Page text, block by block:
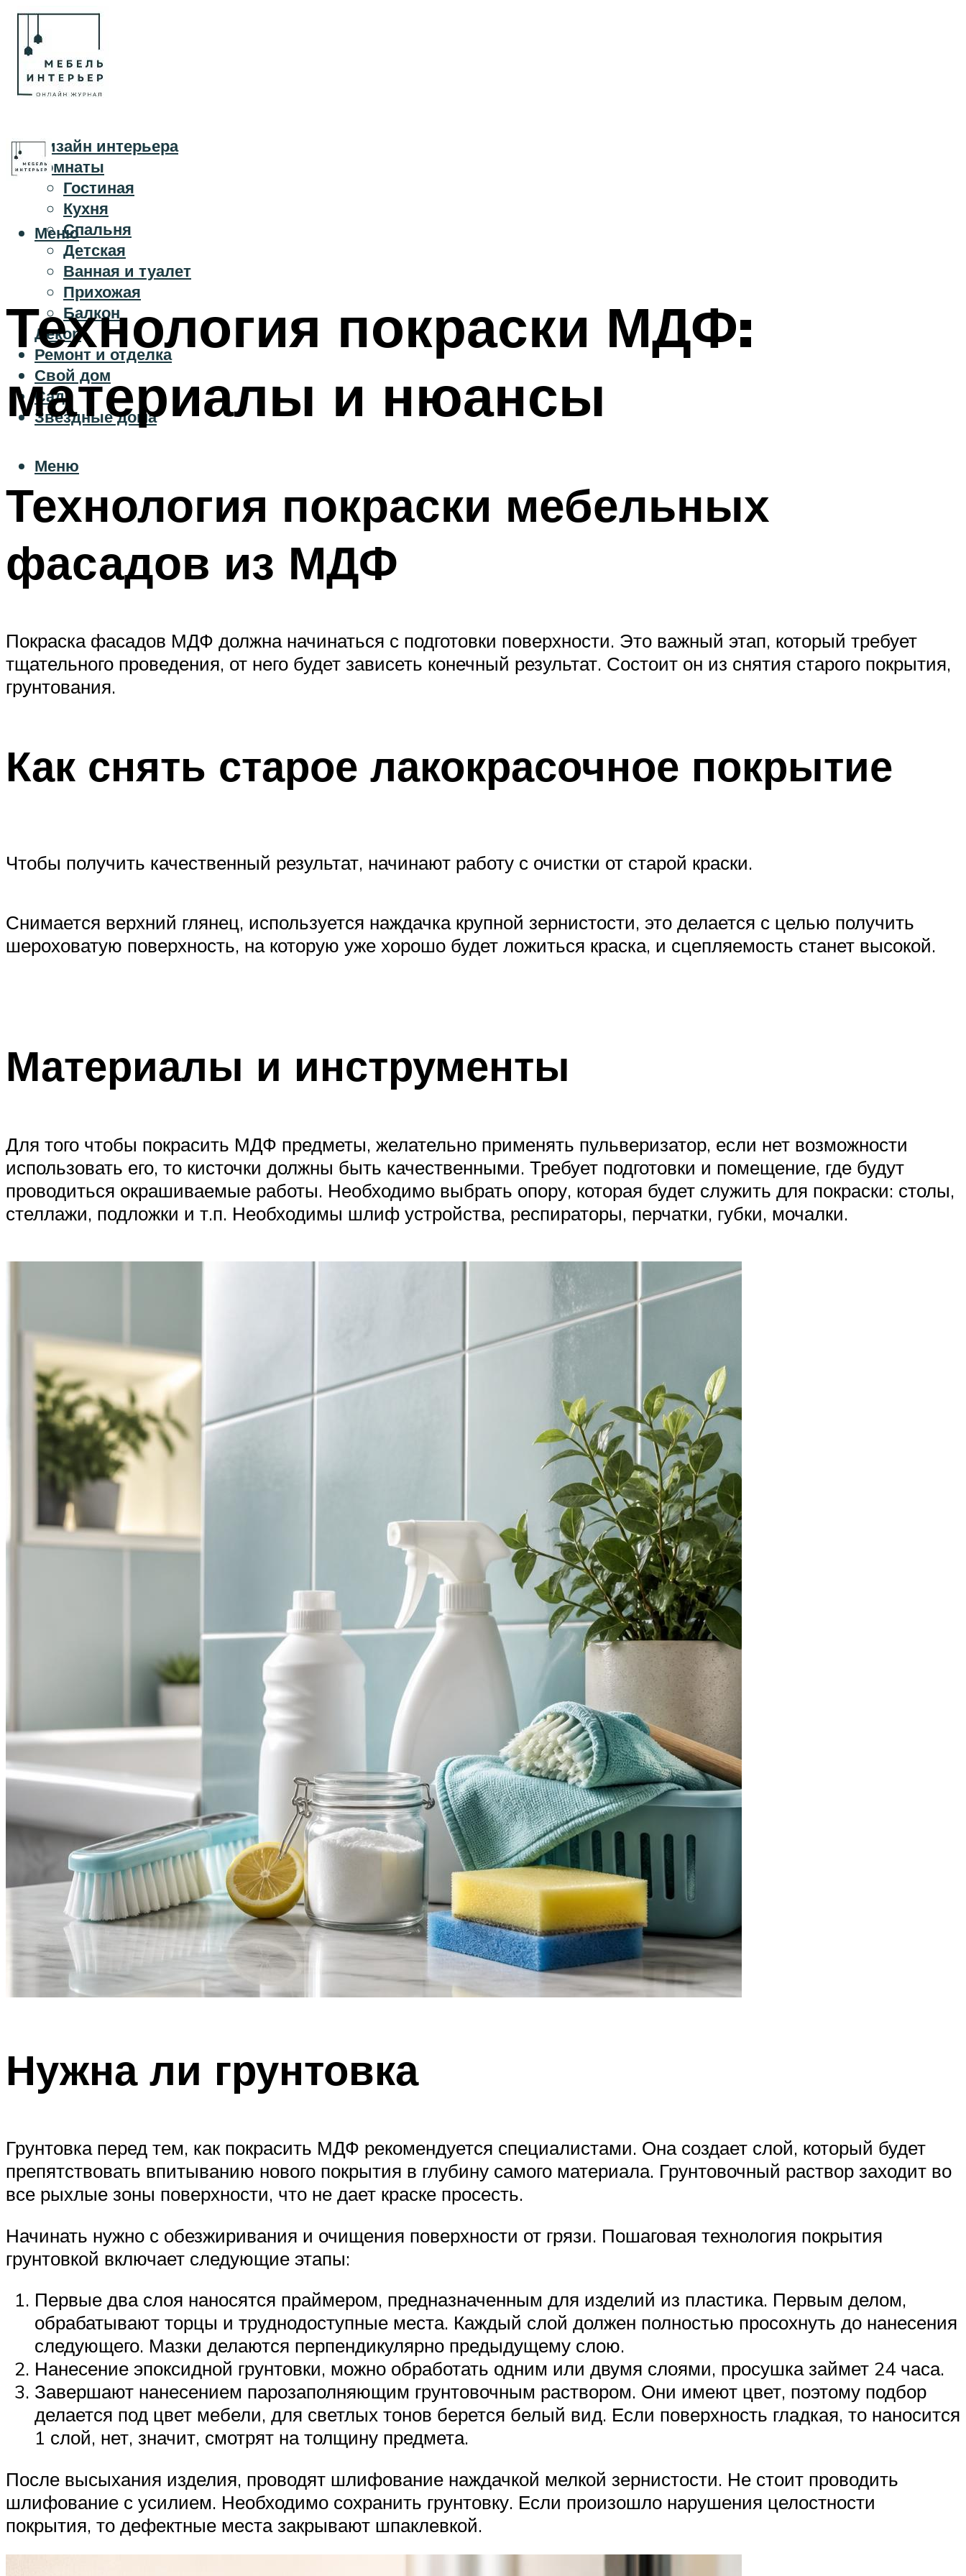
Дизайн интерьера
Комнаты
Гостиная
Кухня
Спальня
Детская
Ванная и туалет
Прихожая
Балкон
Декор
Ремонт и отделка
Свой дом
Сад
Звездные дома
Меню
Меню
Технология покраски МДФ:
материалы и нюансы
Технология покраски мебельных
фасадов из МДФ
Покраска фасадов МДФ должна начинаться с подготовки поверхности. Это важный этап, который требует
тщательного проведения, от него будет зависеть конечный результат. Состоит он из снятия старого покрытия,
грунтования.
Как снять старое лакокрасочное покрытие
Чтобы получить качественный результат, начинают работу с очистки от старой краски.
Снимается верхний глянец, используется наждачка крупной зернистости, это делается с целью получить
шероховатую поверхность, на которую уже хорошо будет ложиться краска, и сцепляемость станет высокой.
Материалы и инструменты
Для того чтобы покрасить МДФ предметы, желательно применять пульверизатор, если нет возможности
использовать его, то кисточки должны быть качественными. Требует подготовки и помещение, где будут
проводиться окрашиваемые работы. Необходимо выбрать опору, которая будет служить для покраски: столы,
стеллажи, подложки и т.п. Необходимы шлиф устройства, респираторы, перчатки, губки, мочалки.
Нужна ли грунтовка
Грунтовка перед тем, как покрасить МДФ рекомендуется специалистами. Она создает слой, который будет
препятствовать впитыванию нового покрытия в глубину самого материала. Грунтовочный раствор заходит во
все рыхлые зоны поверхности, что не дает краске просесть.
Начинать нужно с обезжиривания и очищения поверхности от грязи. Пошаговая технология покрытия
грунтовкой включает следующие этапы:
Первые два слоя наносятся праймером, предназначенным для изделий из пластика. Первым делом,
обрабатывают торцы и труднодоступные места. Каждый слой должен полностью просохнуть до нанесения
следующего. Мазки делаются перпендикулярно предыдущему слою.
Нанесение эпоксидной грунтовки, можно обработать одним или двумя слоями, просушка займет 24 часа.
Завершают нанесением парозаполняющим грунтовочным раствором. Они имеют цвет, поэтому подбор
делается под цвет мебели, для светлых тонов берется белый вид. Если поверхность гладкая, то наносится
1 слой, нет, значит, смотрят на толщину предмета.
После высыхания изделия, проводят шлифование наждачкой мелкой зернистости. Не стоит проводить
шлифование с усилием. Необходимо сохранить грунтовку. Если произошло нарушения целостности
покрытия, то дефектные места закрывают шпаклевкой.